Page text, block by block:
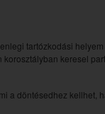
tartózkodási helyem
keresel
a döntésedhez kellhet,